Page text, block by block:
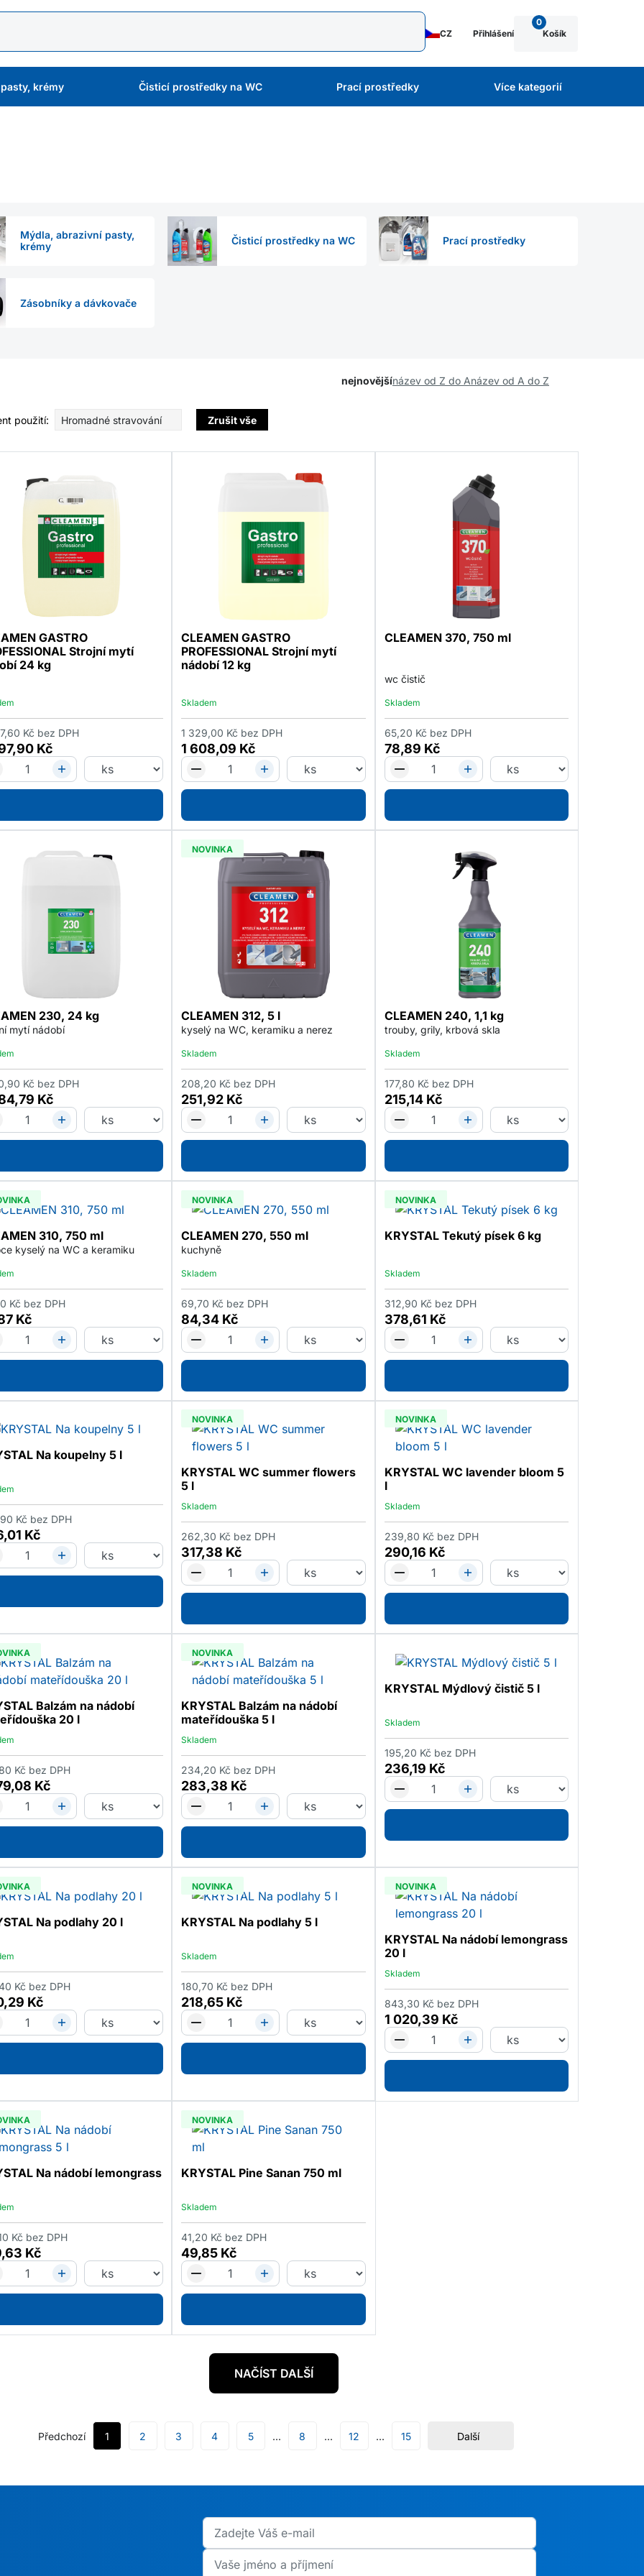
CZ Přihlášení
0
Košík
krémy Čisticí prostředky na WC Prací prostředky Více kategorií
Mýdla, abrazivní pasty,
krémy
Čisticí prostředky na WC Prací prostředky
Zásobníky a dávkovače
nejnovějšínázev od Z do Anázev od A do Z
použití: Hromadné stravování Zrušit vše
GASTRO
Strojní mytí
24 kg
Kč
Kč bez DPH
CLEAMEN GASTRO
PROFESSIONAL Strojní mytí
nádobí 12 kg
Skladem
1 608,09 Kč
1 329,00 Kč bez DPH
CLEAMEN 370, 750 ml
wc čistič
Skladem
78,89 Kč
65,20 Kč bez DPH
230, 24 kg
mytí nádobí
Kč
Kč bez DPH
NOVINKA
CLEAMEN 312, 5 l
kyselý na WC, keramiku a nerez
Skladem
251,92 Kč
208,20 Kč bez DPH
CLEAMEN 240, 1,1 kg
trouby, grily, krbová skla
Skladem
215,14 Kč
177,80 Kč bez DPH
310, 750 ml
kyselý na WC a keramiku
Kč
Kč bez DPH
NOVINKA
CLEAMEN 270, 550 ml
kuchyně
Skladem
84,34 Kč
69,70 Kč bez DPH
NOVINKA
KRYSTAL Tekutý písek 6 kg
Skladem
378,61 Kč
312,90 Kč bez DPH
Na koupelny 5 l
Kč
Kč bez DPH
NOVINKA
KRYSTAL WC summer flowers
5 l
Skladem
317,38 Kč
262,30 Kč bez DPH
NOVINKA
KRYSTAL WC lavender bloom 5
l
Skladem
290,16 Kč
239,80 Kč bez DPH
Balzám na nádobí
20 l
Kč
Kč bez DPH
NOVINKA
KRYSTAL Balzám na nádobí
mateřídouška 5 l
Skladem
283,38 Kč
234,20 Kč bez DPH
KRYSTAL Mýdlový čistič 5 l
Skladem
236,19 Kč
195,20 Kč bez DPH
Na podlahy 20 l
Kč
Kč bez DPH
NOVINKA
KRYSTAL Na podlahy 5 l
Skladem
218,65 Kč
180,70 Kč bez DPH
NOVINKA
KRYSTAL Na nádobí lemongrass
20 l
Skladem
1 020,39 Kč
843,30 Kč bez DPH
Na nádobí lemongrass
Kč
Kč bez DPH
NOVINKA
KRYSTAL Pine Sanan 750 ml
Skladem
49,85 Kč
41,20 Kč bez DPH
NAČÍST DALŠÍ
Předchozí 1 2 3 4 5 8 12 15 Další